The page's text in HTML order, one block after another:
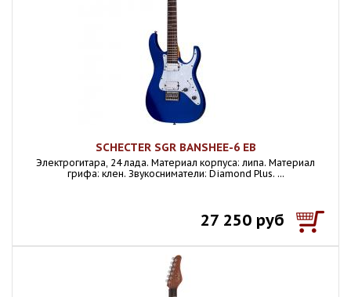
SCHECTER SGR BANSHEE-6 EB
Электрогитара, 24 лада. Материал корпуса: липа. Материал
грифа: клен. Звукосниматели: Diamond Plus. ...
27 250 руб